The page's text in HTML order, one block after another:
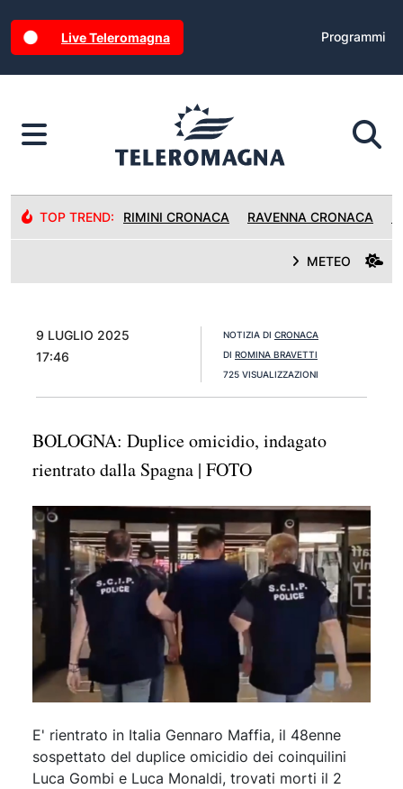
Live Teleromagna Programmi
TOP TREND: RIMINI CRONACA RAVENNA CRONACA
METEO
9 LUGLIO 2025
17:46
NOTIZIA DI CRONACA
DI ROMINA BRAVETTI
725 VISUALIZZAZIONI
BOLOGNA: Duplice omicidio, indagato
rientrato dalla Spagna | FOTO
E' rientrato in Italia Gennaro Maffia, il 48enne
sospettato del duplice omicidio dei coinquilini
Luca Gombi e Luca Monaldi, trovati morti il 2